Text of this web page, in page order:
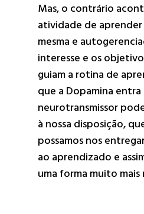
Mas, o contrário
atividade de
mesma e
interesse e os
guiam a rotina de
que a Dopamina
neurotransmissor
à nossa disposição,
possamos nos
ao aprendizado e
uma forma muito mais